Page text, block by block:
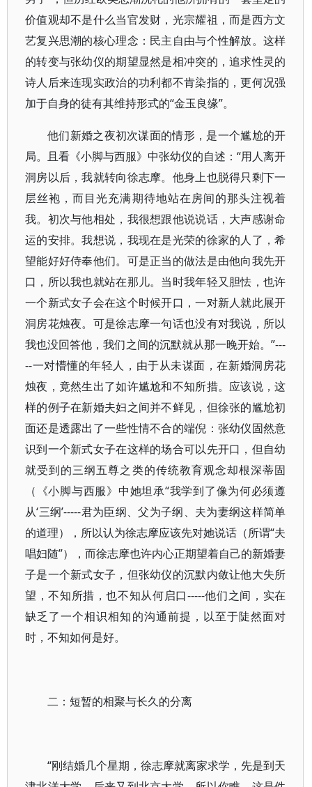
价值观却不是什么当官发财，光宗耀祖，而是西方文
艺复兴思潮的核心理念：民主自由与个性解放。这样
的转变与张幼仪的期望显然是相冲突的，追求性灵的
诗人后来连现实政治的功利都不肯染指的，更何况强
加于自身的徒有其维持形式的“金玉良缘”。
他们新婚之夜初次谋面的情形，是一个尴尬的开
局。且看《小脚与西服》中张幼仪的自述：“用人离开
洞房以后，我就转向徐志摩。他身上也脱得只剩下一
层丝袍，而目光充满期待地站在房间的那头注视着
我。初次与他相处，我很想跟他说说话，大声感谢命
运的安排。我想说，我现在是光荣的徐家的人了，希
望能好好侍奉他们。可是正当的做法是由他向我先开
口，所以我也就站在那儿。当时我年轻又胆怯，也许
一个新式女子会在这个时候开口，一对新人就此展开
洞房花烛夜。可是徐志摩一句话也没有对我说，所以
我也没回答他，我们之间的沉默就从那一晚开始。”---
--一对懵懂的年轻人，由于从未谋面，在新婚洞房花
烛夜，竟然生出了如许尴尬和不知所措。应该说，这
样的例子在新婚夫妇之间并不鲜见，但徐张的尴尬初
面还是透露出了一些性情不合的端倪：张幼仪固然意
识到一个新式女子在这样的场合可以先开口，但自幼
就受到的三纲五尊之类的传统教育观念却根深蒂固
（《小脚与西服》中她坦承“我学到了像为何必须遵
从‘三纲’-----君为臣纲、父为子纲、夫为妻纲这样简单
的道理），所以认为徐志摩应该先对她说话（所谓“夫
唱妇随”），而徐志摩也许内心正期望着自己的新婚妻
子是一个新式女子，但张幼仪的沉默内敛让他大失所
望，不知所措，也不知从何启口-----他们之间，实在
缺乏了一个相识相知的沟通前提，以至于陡然面对
时，不知如何是好。
二：短暂的相聚与长久的分离
“刚结婚几个星期，徐志摩就离家求学，先是到天